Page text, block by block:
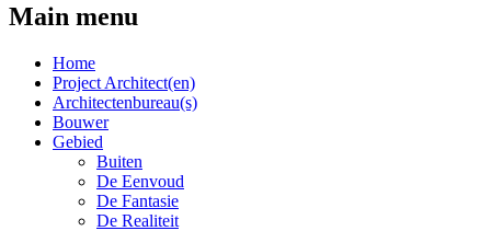
Main menu
Home
Project Architect(en)
Architectenbureau(s)
Bouwer
Gebied
Buiten
De Eenvoud
De Fantasie
De Realiteit